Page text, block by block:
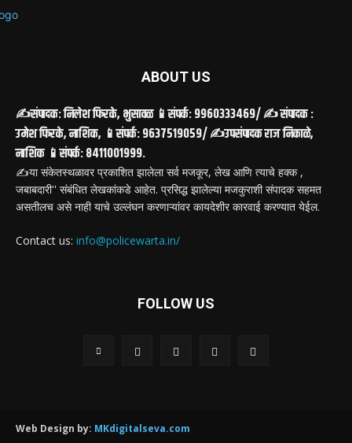
ABOUT US
✍️संपादक: निलेश फिरके, भुसावळ 📱संपर्क: 9960333469/ ✍️ संपादक :
उमेश फिरके, नाशिक, 📱संपर्क: 9637519059/ ✍️उपसंपादक राज निकाळे,
नाशिक 📱संपर्क: 8411001999.
✍️या संकेतस्थळावर प्रकाशित झालेला सर्व मजकूर, लेख आणि त्याचे हक्क ,
जबाबदारी'' संबंधित लेखकांकडे आहेत. प्रसिद्ध झालेल्या मजकुराशी संपादक सहमत
असतीलच असे नाही याचे उल्लंघन करणाऱ्यांवर कायदेशीर कारवाई करण्यात येईल.
Contact us: info@policewarta.in/
FOLLOW US
Web Design by: MKdigitalseva.com